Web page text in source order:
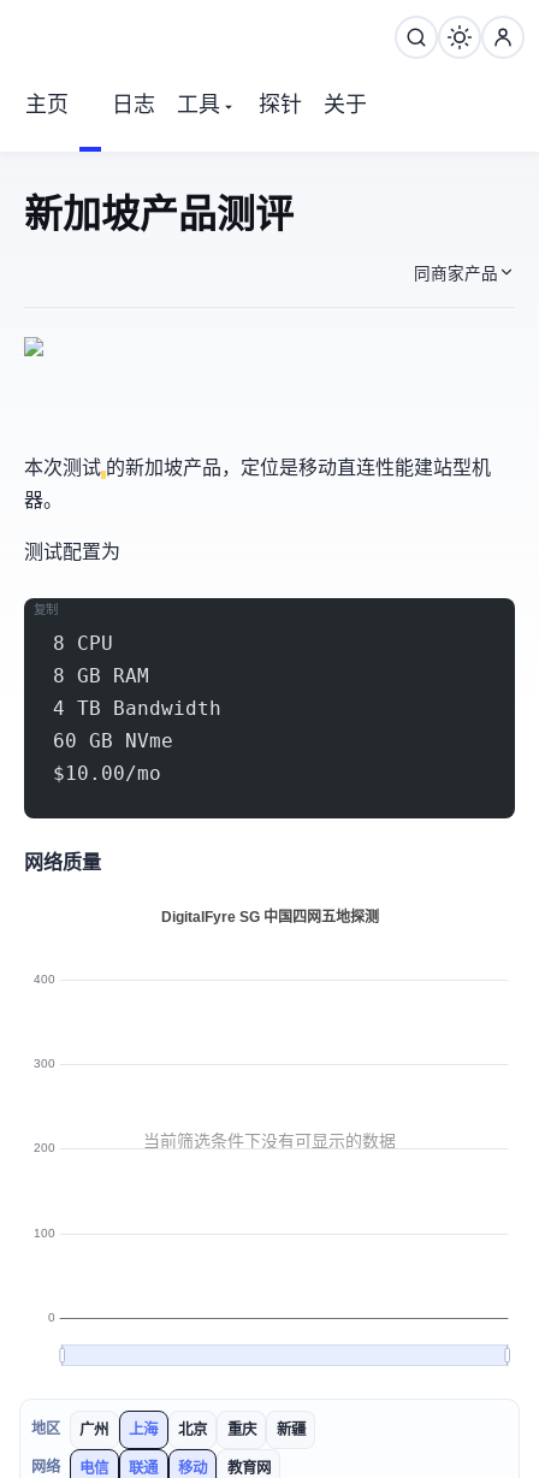
主页 日志 工具 探针 关于
Digitalfyre 新加坡产品 测评
同商家产品
本次测试 的新加坡产品，定位是移动直连+性能建站型机
器。
测试配置为
8 CPU
8 GB RAM
4 TB Bandwidth
60 GB NVme
$10.00/mo
复制
网络质量
地区 广州 上海 北京 重庆 新疆
网络 电信 联通 移动 教育网